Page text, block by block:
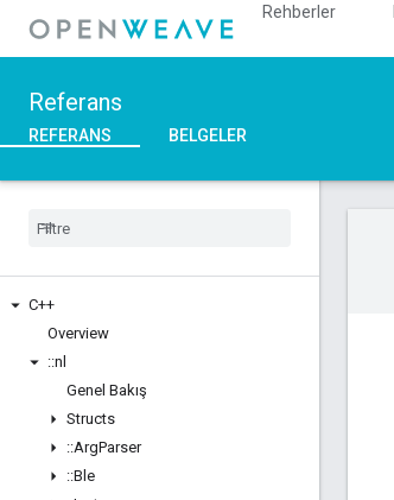
Rehberler
Referans
REFERANS BELGELER
C++
Overview
::nl
Genel Bakış
Structs
::ArgParser
::Ble